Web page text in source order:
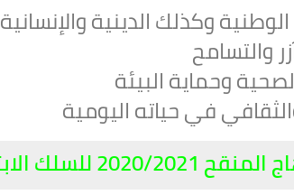
وكذلك الدينية والإنسانية
والتسامح
وحماية البيئة
في حياته اليومية
للسلك الابتدائي :